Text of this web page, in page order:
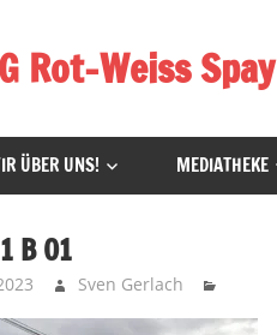
Rot-Weiss
ÜBER UNS! MEDIATHEKE
B 01
Sven Gerlach